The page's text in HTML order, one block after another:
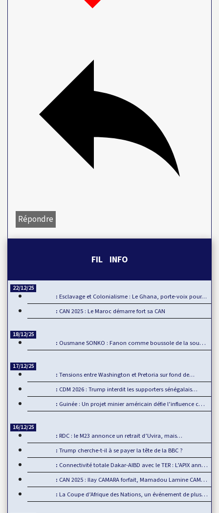
Répondre
FIL INFO
22/12/25
Esclavage et Colonialisme : Le Ghana, porte-voix pour…
CAN 2025 : Le Maroc démarre fort sa CAN
18/12/25
Ousmane SONKO : Fanon comme boussole de la souveraineté…
17/12/25
Tensions entre Washington et Pretoria sur fond de…
CDM 2026 : Trump interdit les supporters sénégalais…
Guinée : Un projet minier américain défie l’influence chinoise
16/12/25
RDC : le M23 annonce un retrait d’Uvira, mais…
Trump cherche-t-il à se payer la tête de la BBC ?
Connectivité totale Dakar-AIBD avec le TER : L’APIX annonce…
CAN 2025 : Ilay CAMARA forfait, Mamadou Lamine CAMARA…
La Coupe d’Afrique des Nations, un événement de plus en plus…